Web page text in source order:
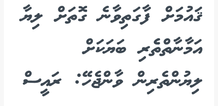
ޤައުމަށް ފާގަތިވާނެ ގޮތަށް ލިޔާ
އަމާނާތްތެެރި ބަޔަކަށް
ލިޔުންތެރިން ވާންޖެހޭ: ރައީސް